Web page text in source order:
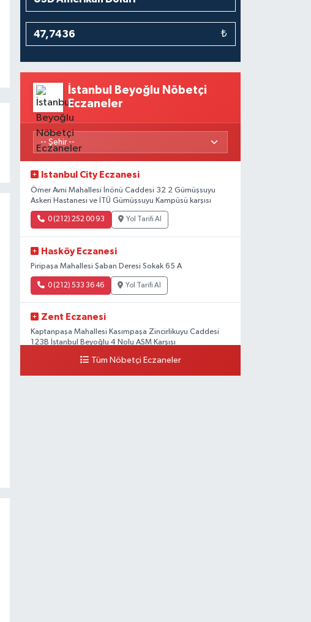
₺
İstanbul Beyoğlu Nöbetçi
Eczaneler
Istanbul City Eczanesi
Ömer Avni Mahallesi İnönü Caddesi 32 2 Gümüşsuyu
Askeri Hastanesi ve İTÜ Gümüşsuyu Kampüsü karşısı
0 (212) 252 00 93 Yol Tarifi Al
Hasköy Eczanesi
Piripaşa Mahallesi Şaban Deresi Sokak 65 A
0 (212) 533 36 46 Yol Tarifi Al
Zent Eczanesi
Kaptanpaşa Mahallesi Kasımpaşa Zincirlikuyu Caddesi
123B İstanbul Beyoğlu 4 Nolu ASM Karşısı
0 (212) 297 96 92 Yol Tarifi Al
Tüm Nöbetçi Eczaneler